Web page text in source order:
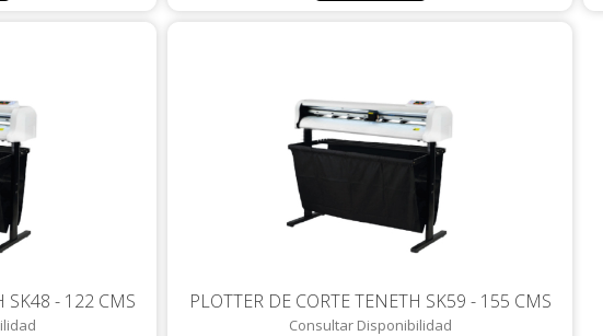
SK48 - 122 CMS PLOTTER DE CORTE TENETH SK59 - 155 CMS
Consultar Disponibilidad